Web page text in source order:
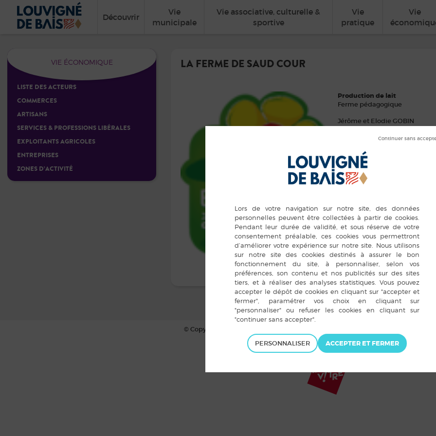
Découvrir
Vie
municipale
Vie associative, culturelle &
sportive
Vie
pratique
Vie
VIE ÉCONOMIQUE
LISTE DES ACTEURS
COMMERCES
ARTISANS
SERVICES & PROFESSIONS LIBÉRALES
EXPLOITANTS AGRICOLES
ENTREPRISES
ZONES D’ACTIVITÉ
LA FERME DE SAUD COUR
Production de lait
Ferme pédagogique
Jérôme et Elodie GOBIN
Contacts :
0684956736
saudcour@hotmail.fr
https://www.bienvenue-a-la-
© Copyright Louvigné-de-Bais 2015 |
PERSONNALISER